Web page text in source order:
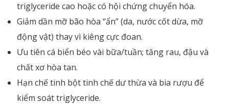
triglyceride cao hoặc có hội chứng chuyển hóa.
Giảm dần mỡ bão hòa “ẩn” (da, nước cốt dừa, mỡ
động vật) thay vì kiêng cực đoan.
Ưu tiên cá biển béo vài bữa/tuần; tăng rau, đậu và
chất xơ hòa tan.
Hạn chế tinh bột tinh chế dư thừa và bia rượu để
kiểm soát triglyceride.